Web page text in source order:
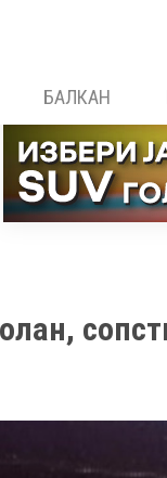
БАЛКАН